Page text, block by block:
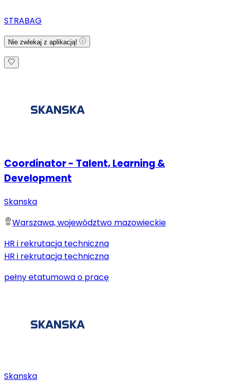
STRABAG
Nie zwlekaj z aplikacją!
Coordinator - Talent, Learning &
Development
Skanska
Warszawa, województwo mazowieckie
HR i rekrutacja techniczna
HR i rekrutacja techniczna
pełny etatumowa o pracę
Skanska